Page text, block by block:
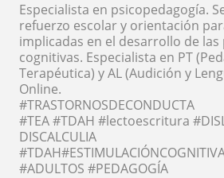
Especialista en psicopedagogía.
refuerzo escolar y orientación
implicadas en el desarrollo de
cognitivas. Especialista en PT
Terapéutica) y AL (Audición y
Online.
#TRASTORNOSDECONDUCTA
#TEA #TDAH #lectoescritura
DISCALCULIA
#ADULTOS #PEDAGOGÍA